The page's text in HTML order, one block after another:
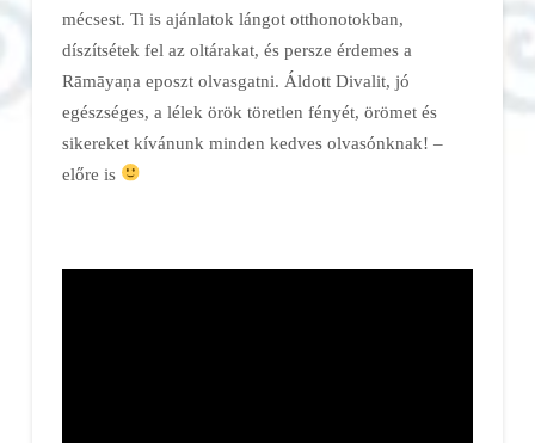
mécsest. Ti is ajánlatok lángot otthonotokban,
díszítsétek fel az oltárakat, és persze érdemes a
Rāmāyaṇa eposzt olvasgatni. Áldott Divalit, jó
egészséges, a lélek örök töretlen fényét, örömet és
sikereket kívánunk minden kedves olvasónknak! –
előre is